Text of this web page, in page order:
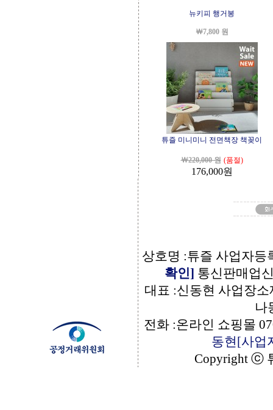
뉴키피 행거봉
￦7,800 원
튜즐 미니미니 전면책장 책꽂이
￦220,000 원 (품절)
176,000원
상호명 :튜즐 사업자등
확인] 통신판매업
대표 :신동현 사업장
나
전화 :온라인 쇼핑몰
동현[사업
Copyright ⓒ